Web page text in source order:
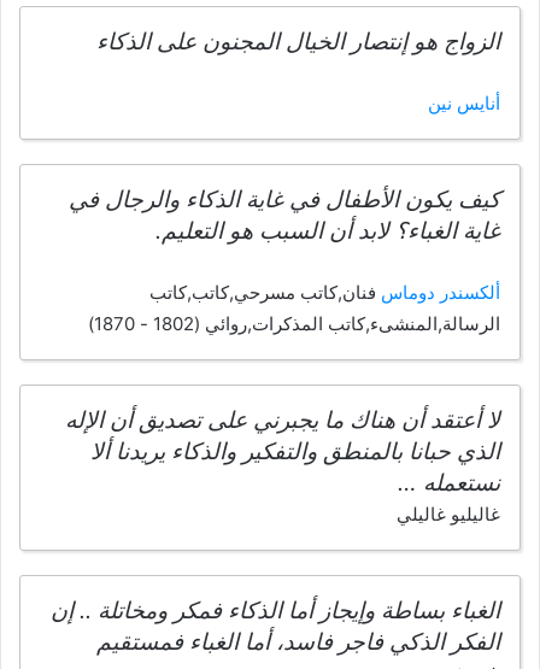
الزواج هو إنتصار الخيال المجنون على الذكاء
أنايس نين
كيف يكون الأطفال في غاية الذكاء والرجال في
غاية الغباء؟ لابد أن السبب هو التعليم.
ألكسندر دوماس فنان,كاتب مسرحي,كاتب,كاتب
الرسالة,المنشىء,كاتب المذكرات,روائي (1802 - 1870)
لا أعتقد أن هناك ما يجبرني على تصديق أن الإله
الذي حبانا بالمنطق والتفكير والذكاء يريدنا ألا
نستعمله …
غاليليو غاليلي
الغباء بساطة وإيجاز أما الذكاء فمكر ومخاتلة .. إن
الفكر الذكي فاجر فاسد، أما الغباء فمستقيم